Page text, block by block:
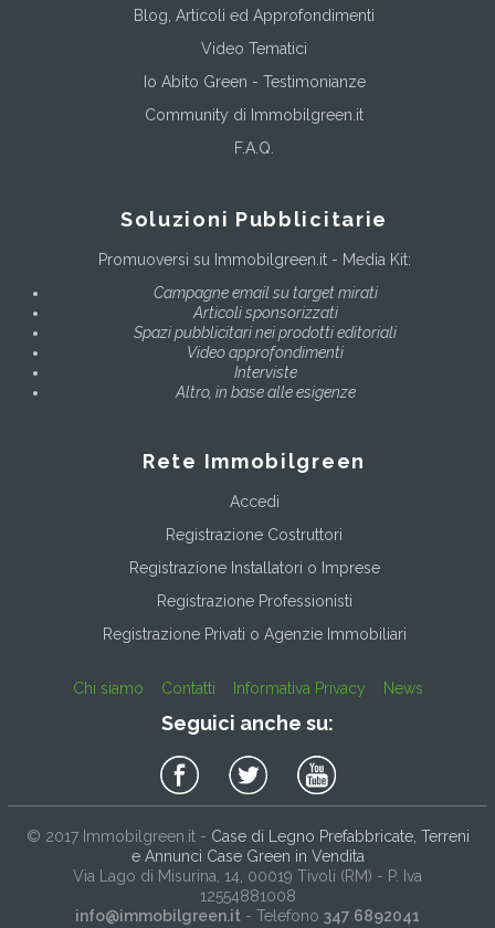
Blog, Articoli ed Approfondimenti
Video Tematici
Io Abito Green - Testimonianze
Community di Immobilgreen.it
F.A.Q.
Soluzioni Pubblicitarie
Promuoversi su Immobilgreen.it - Media Kit:
Campagne email su target mirati
Articoli sponsorizzati
Spazi pubblicitari nei prodotti editoriali
Video approfondimenti
Interviste
Altro, in base alle esigenze
Rete Immobilgreen
Accedi
Registrazione Costruttori
Registrazione Installatori o Imprese
Registrazione Professionisti
Registrazione Privati o Agenzie Immobiliari
Chi siamo Contatti Informativa Privacy News
Seguici anche su:
© 2017 Immobilgreen.it- Case di Legno Prefabbricate, Terreni
e Annunci Case Green in Vendita
Via Lago di Misurina, 14 , 00019 Tivoli (RM) - P. Iva
12554881008
info@immobilgreen.it - Telefono 347 6892041